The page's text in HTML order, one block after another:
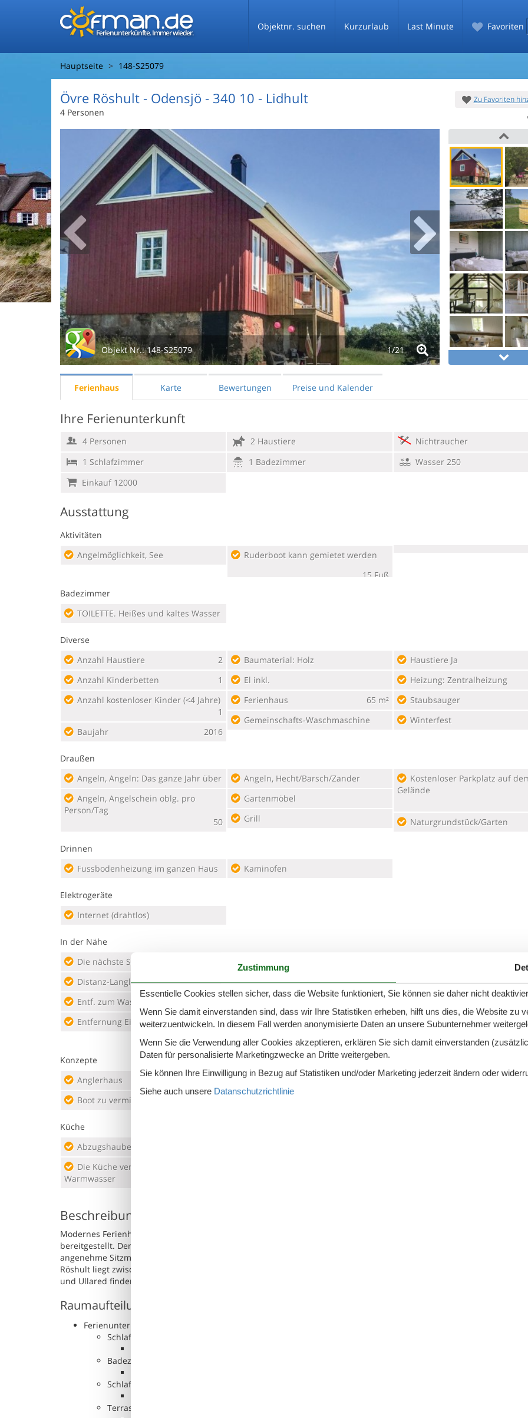
Ferienunterkünfte. Immer wieder.
Objektnr. suchen Kurzurlaub Last Minute Favoriten
Hauptseite 148-S25079
Zu Favoriten
Övre Röshult - Odensjö - 340 10 - Lidhult
4 Personen
Objekt Nr.:148-S25079 1/21
Ferienhaus Karte Bewertungen Preise und Kalender
Ihre Ferienunterkunft
4 Personen 2 Haustiere
Nichtraucher
1 Schlafzimmer
1 Badezimmer
Wasser 250
Einkauf 12000
Ausstattung
Aktivitäten
Angelmöglichkeit, See
Ruderboot kann gemietet werden
15 Fuß
Badezimmer
TOILETTE. Heißes und kaltes Wasser
Diverse
Anzahl Haustiere
2
Anzahl Kinderbetten
1
Anzahl kostenloser Kinder (<4 Jahre)
1
Baujahr
2016
Baumaterial: Holz
El inkl.
Ferienhaus
65 m²
Gemeinschafts-Waschmaschine
Haustiere Ja
Heizung: Zentralheizung
Staubsauger
Winterfest
Draußen
Angeln, Angeln: Das ganze Jahr über
Person/Tag
50
Angeln, Hecht/Barsch/Zander
Gartenmöbel
Grill
Gelände
Naturgrundstück/Garten
Drinnen
Fussbodenheizung im ganzen Haus
Kaminofen
Elektrogeräte
Internet (drahtlos)
In der Nähe
Die nächste Stadt
Distanz-Langlauf
12 km
Entf. zum Wasser/Baden
Entfernung Einkauf
12 km
Entfernung Skilift
Entfernung zu Angelmöglichkeiten
250 m
Golfplatz
35 km
Nächster Nachbar
Tennisplatz
Konzepte
Anglerhaus
Boot zu vermieten Typ 1
Hochwertige Gartenmöbel
Zurück zur Natur
Küche
Abzugshaube
Warmwasser
Beschreibung
Modernes Ferienhaus, ein sogenanntes Brygghus (2016) mit sichtbaren Deckenbalken. Bettwäsche und Handtücer
bereitgestellt. Der Hauseigentümer bietet im Erdgeschoss Massage an. Badetonne zu mieten. In der Wohnküche
angenehme Sitzmöbel und der Kaminofen sorgt immer für eine angenehme Wärme. In der Nähe gibt es
Röshult liegt zwischen den Seen Unnan und Bolmen. In Bolmen können Sie auf Hecht, Zander und Barsch angeln. In
und Ullared finden Sie beim Einkaufen eine reiche Auswahl.
Raumaufteilung
Ferienunterkunft
Schlafzimmer, 2 Personen
Badezimmer
Schlafboden, 2 Personen
Terrasse
Zustimmung
Essentielle Cookies stellen sicher, dass die Website funktioniert, Sie können sie daher nicht
Wenn Sie damit einverstanden sind, dass wir Ihre Statistiken erheben, hilft uns dies, die Website zu
weiterzuentwickeln. In diesem Fall werden anonymisierte Daten an unsere Subunternehmer
Wenn Sie die Verwendung aller Cookies akzeptieren, erklären Sie sich damit einverstanden
Daten für personalisierte Marketingzwecke an Dritte weitergeben.
Sie können Ihre Einwilligung in Bezug auf Statistiken und/oder Marketing jederzeit ändern oder
Siehe auch unsere Datanschutzrichtlinie